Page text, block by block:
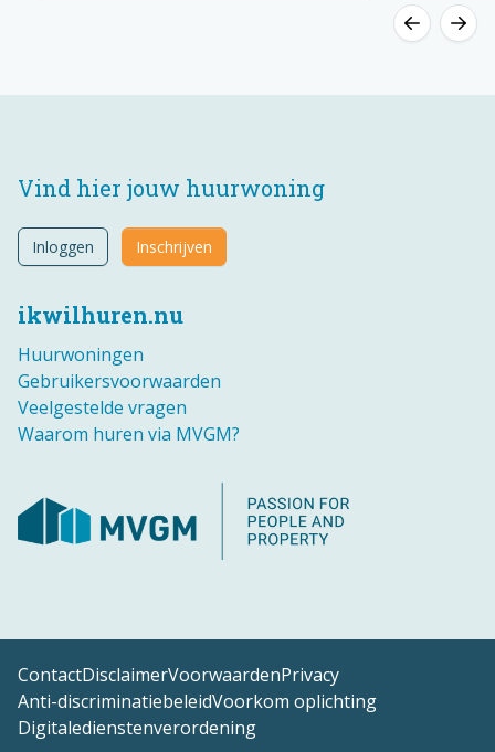
ikwilhuren.nu
Huurwoningen
Gebruikersvoorwaarden
Veelgestelde vragen
Waarom huren via MVGM?
Vind hier jouw huurwoning
Inloggen Inschrijven
ContactDisclaimerVoorwaardenPrivacy
Anti-discriminatiebeleidVoorkom oplichting
Digitaledienstenverordening